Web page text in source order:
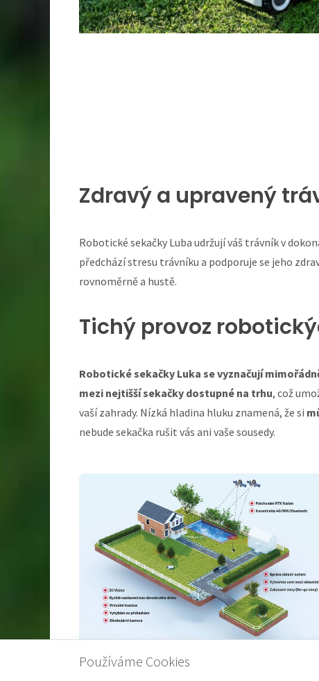
Zdravý a upravený
Robotické sekačky Luba udržují váš trávník v
předchází stresu trávníku a podporuje se jeho
rovnoměrně a hustě.
Tichý provoz
Robotické sekačky Luka se vyznačují
mezi nejtišší sekačky dostupné na trhu, což
vaší zahrady. Nízká hladina hluku znamená, že si
nebude sekačka rušit vás ani vaše sousedy.
Používáme Cookies